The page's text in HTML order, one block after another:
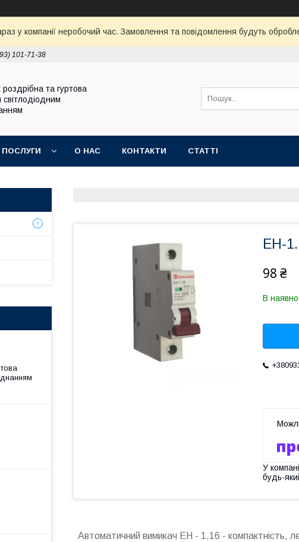
у компанії неробочий час. Замовлення та повідомлення будуть
101-71-38
роздрiбна та гуртова
свiтлодiодним
ПОСЛУГИ О НАС КОНТАКТИ СТАТТІ
EH-
98 ₴
В
У
будь-
Автоматичний вимикач EH - 1.16 - компактність,